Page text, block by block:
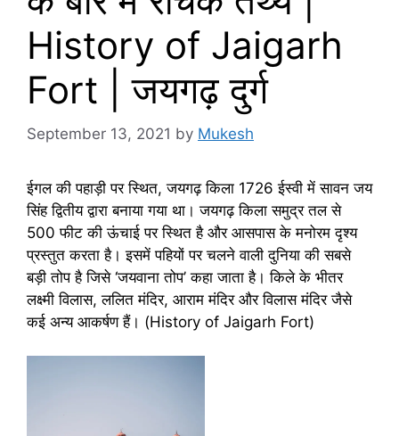
History of Jaigarh
Fort | जयगढ़ दुर्ग
September 13, 2021 by Mukesh
ईगल की पहाड़ी पर स्थित, जयगढ़ किला 1726 ईस्वी में सावन जय
सिंह द्वितीय द्वारा बनाया गया था। जयगढ़ किला समुद्र तल से
500 फीट की ऊंचाई पर स्थित है और आसपास के मनोरम दृश्य
प्रस्तुत करता है। इसमें पहियों पर चलने वाली दुनिया की सबसे
बड़ी तोप है जिसे ‘जयवाना तोप’ कहा जाता है। किले के भीतर
लक्ष्मी विलास, ललित मंदिर, आराम मंदिर और विलास मंदिर जैसे
कई अन्य आकर्षण हैं। (History of Jaigarh Fort)